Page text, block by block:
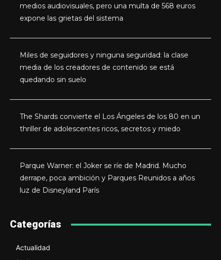
medios audiovisuales, pero una multa de 568 euros
expone las grietas del sistema
Miles de seguidores y ninguna seguridad: la clase
media de los creadores de contenido se está
quedando sin suelo
The Shards convierte el Los Ángeles de los 80 en un
thriller de adolescentes ricos, secretos y miedo
Parque Warner: el Joker se ríe de Madrid. Mucho
derrape, poca ambición y Parques Reunidos a años
luz de Disneyland París
Categorías
Actualidad